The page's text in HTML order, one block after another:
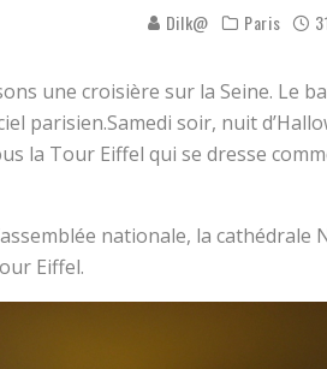
Dilk@ Paris
une croisière sur la Seine. Le
parisien.Samedi soir, nuit
la Tour Eiffel qui se dresse
nationale, la cathédrale
Eiffel.